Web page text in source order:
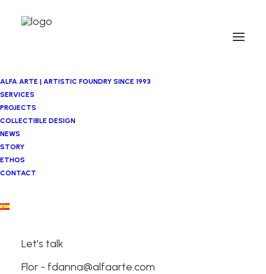
ALFA ARTE | ARTISTIC FOUNDRY SINCE 1993
SERVICES
PROJECTS
COLLECTIBLE DESIGN
NEWS
STORY
ETHOS
CONTACT
Let's talk
Flor - fdanna@alfaarte.com
Laia Estruch